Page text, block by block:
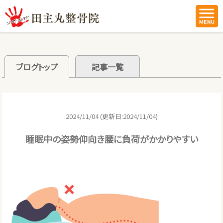
ブログトップ 記事一覧
2024/11/04 (更新日:2024/11/04)
睡眠中の姿勢仰向き腰に負荷がかかりやすい